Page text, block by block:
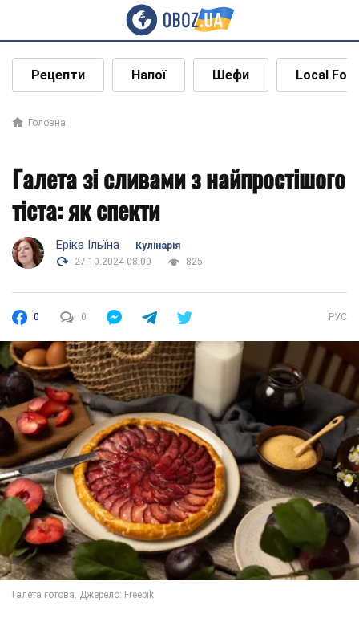
Рецепти Напої Шефи Local
Головна
Галета зі сливами з найпростішого
тіста: як спекти
Еріка Ільїна
Кулінарія
27.10.2024 08:00
825
0 0 РУС